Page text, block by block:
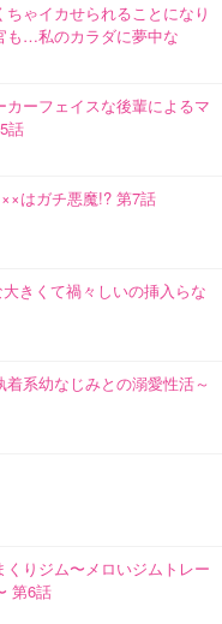
ゃイカせられることになり
も…私のカラダに夢中な
ーフェイスな後輩によるマ
話
はガチ悪魔!? 第7話
きくて禍々しいの挿入らな
系幼なじみとの溺愛性活～
りジム〜メロいジムトレー
第6話